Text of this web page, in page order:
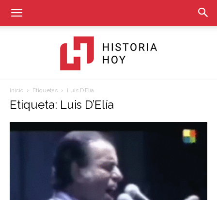
Hoy
Inicio Etiquetas Luis D’Elía
Etiqueta: Luis D’Elía